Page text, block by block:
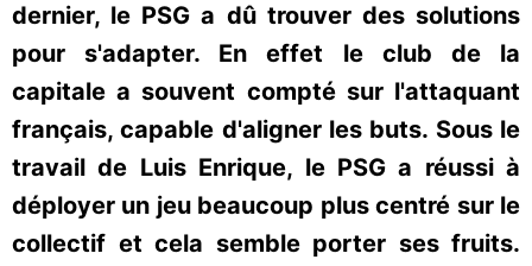
dernier, le PSG a dû trouver des solutions
pour s'adapter. En effet le club de la
capitale a souvent compté sur l'attaquant
français, capable d'aligner les buts. Sous le
travail de Luis Enrique, le PSG a réussi à
déployer un jeu beaucoup plus centré sur le
collectif et cela semble porter ses fruits.